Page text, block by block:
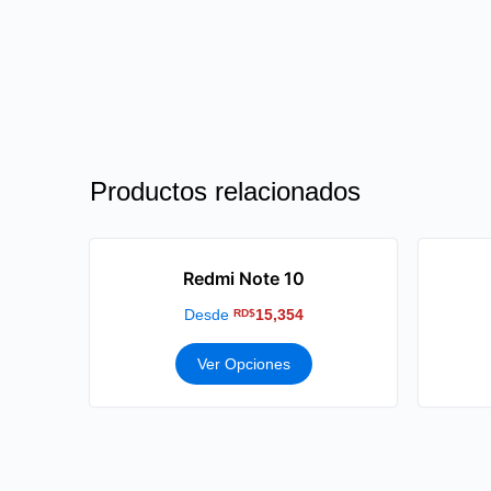
Productos relacionados
Redmi Note 10
Desde RD$15,354
Ver Opciones